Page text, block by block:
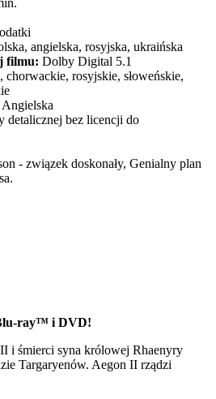
angielska, rosyjska, ukraińska
filmu: Dolby Digital 5.1
chorwackie, rosyjskie, słoweńskie,
Angielska
detalicznej bez licencji do
- związek doskonały, Genialny plan
ray™ i DVD!
i śmierci syna królowej Rhaenyry
Targaryenów. Aegon II rządzi